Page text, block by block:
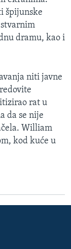
špijunske
dramu, kao i
niti javne
rat u
da se nije
William
kod kuće u